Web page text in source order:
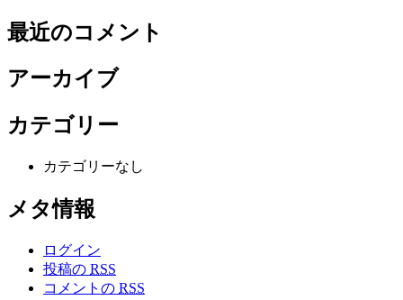
最近のコメント
アーカイブ
カテゴリー
カテゴリーなし
メタ情報
ログイン
投稿の RSS
コメントの RSS